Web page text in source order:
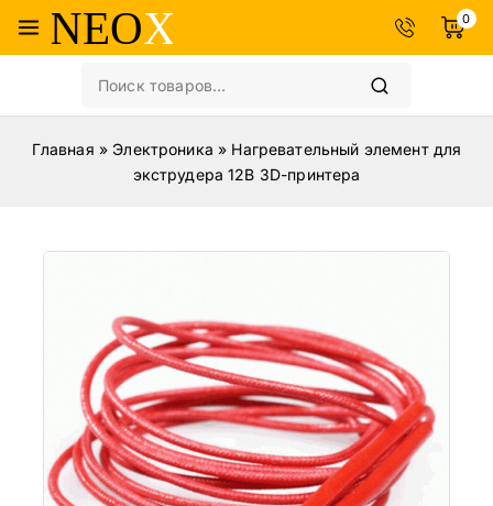
0
Главная » Электроника » Нагревательный элемент для
экструдера 12В 3D-принтера